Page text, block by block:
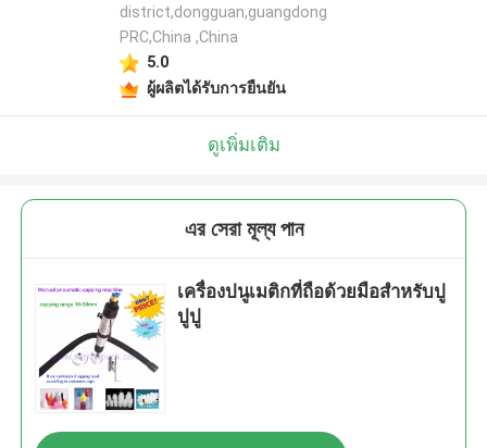
district,dongguan,guangdong
PRC,China ,China
5.0
ผู้ผลิตได้รับการยืนยัน
ดูเพิ่มเติม
এর সেরা মূল্য পান
เครื่องปนูเมติกที่ถือด้วยมือสําหรับปู
ปูปู